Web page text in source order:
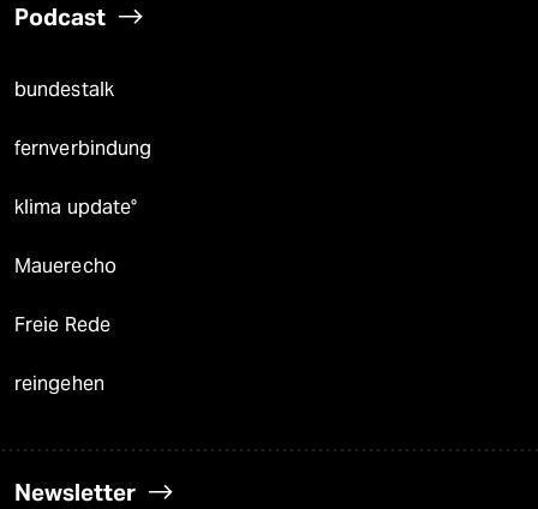
Podcast
bundestalk
fernverbindung
klima update°
Mauerecho
Freie Rede
reingehen
Newsletter